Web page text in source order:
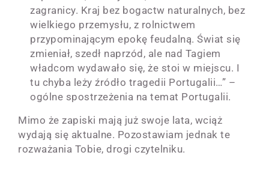
zagranicy. Kraj bez bogactw naturalnych, bez
wielkiego przemysłu, z rolnictwem
przypominającym epokę feudalną. Świat się
zmieniał, szedł naprzód, ale nad Tagiem
władcom wydawało się, że stoi w miejscu. I
tu chyba leży źródło tragedii Portugalii…” –
ogólne spostrzeżenia na temat Portugalii.
Mimo że zapiski mają już swoje lata, wciąż
wydają się aktualne. Pozostawiam jednak te
rozważania Tobie, drogi czytelniku.